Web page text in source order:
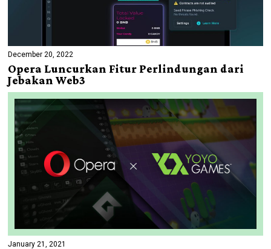
December 20, 2022
Opera Luncurkan Fitur Perlindungan dari
Jebakan Web3
January 21, 2021